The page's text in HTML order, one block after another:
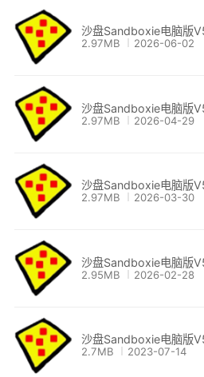
另外，在最新的
供了多用户管理功能和多种
沙盘Sandboxie电脑版
2.97MB 2026-06-02
沙盘Sandboxie电脑版
2.97MB 2026-04-29
沙盘Sandboxie电脑版
2.97MB 2026-03-30
沙盘Sandboxie电脑版
2.95MB 2026-02-28
沙盘Sandboxie电脑版
2.7MB 2023-07-14